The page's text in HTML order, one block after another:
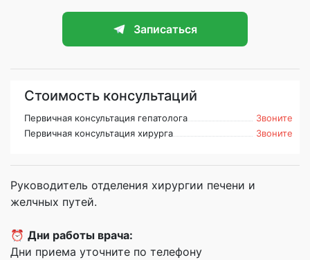
Записаться
Стоимость консультаций
Первичная консультация гепатолога
Звоните
Первичная консультация хирурга
Звоните
Руководитель отделения хирургии печени и
желчных путей.
⏰ Дни работы врача:
Дни приема уточните по телефону